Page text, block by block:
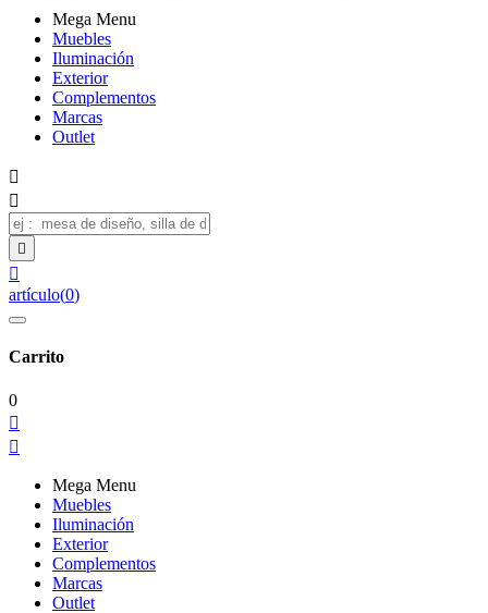
Mega Menu
Muebles
Iluminación
Exterior
Complementos
Marcas
Outlet




artículo(0)
Carrito
0


Mega Menu
Muebles
Iluminación
Exterior
Complementos
Marcas
Outlet